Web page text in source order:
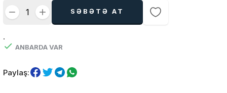
SƏBƏTƏ AT
.
ANBARDA VAR
Paylaş: